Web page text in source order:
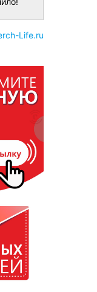
Life.ru